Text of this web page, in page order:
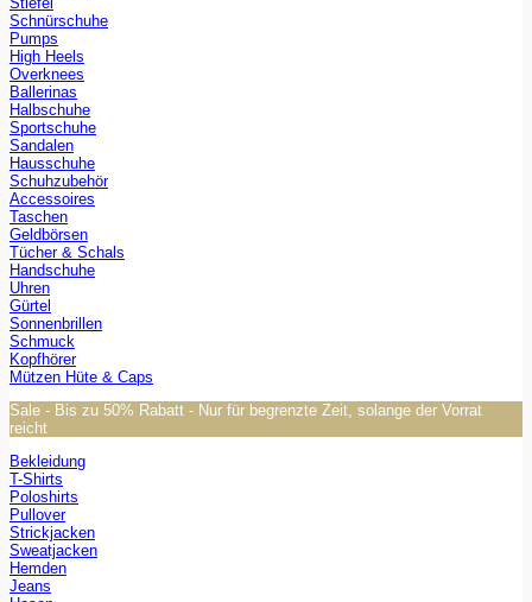
Schnürschuhe
Pumps
High Heels
Overknees
Ballerinas
Halbschuhe
Sportschuhe
Sandalen
Hausschuhe
Schuhzubehör
Accessoires
Taschen
Geldbörsen
Tücher & Schals
Handschuhe
Uhren
Gürtel
Sonnenbrillen
Schmuck
Kopfhörer
Mützen Hüte & Caps
Sale - Bis zu 50% Rabatt - Nur für begrenzte Zeit, solange der Vorrat
reicht
Bekleidung
T-Shirts
Poloshirts
Pullover
Strickjacken
Sweatjacken
Hemden
Jeans